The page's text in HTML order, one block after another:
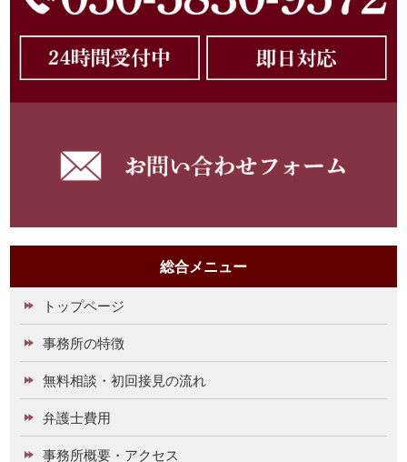
総合メニュー
トップページ
事務所の特徴
無料相談・初回接見の流れ
弁護士費用
事務所概要・アクセス